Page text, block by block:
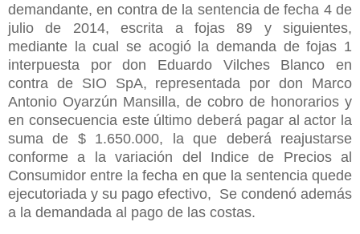
demandante, en contra de la sentencia de fecha 4 de
julio de 2014, escrita a fojas 89 y siguientes,
mediante la cual se acogió la demanda de fojas 1
interpuesta por don Eduardo Vilches Blanco en
contra de SIO SpA, representada por don Marco
Antonio Oyarzún Mansilla, de cobro de honorarios y
en consecuencia este último deberá pagar al actor la
suma de $ 1.650.000, la que deberá reajustarse
conforme a la variación del Indice de Precios al
Consumidor entre la fecha en que la sentencia quede
ejecutoriada y su pago efectivo, Se condenó además
a la demandada al pago de las costas.